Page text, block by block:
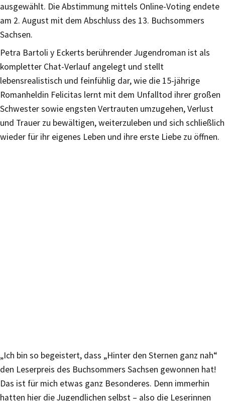
ausgewählt. Die Abstimmung mittels Online-Voting endete
am 2. August mit dem Abschluss des 13. Buchsommers
Sachsen.
Petra Bartoli y Eckerts berührender Jugendroman ist als
kompletter Chat-Verlauf angelegt und stellt
lebensrealistisch und feinfühlig dar, wie die 15-jährige
Romanheldin Felicitas lernt mit dem Unfalltod ihrer großen
Schwester sowie engsten Vertrauten umzugehen, Verlust
und Trauer zu bewältigen, weiterzuleben und sich schließlich
wieder für ihr eigenes Leben und ihre erste Liebe zu öffnen.
„Ich bin so begeistert, dass „Hinter den Sternen ganz nah“
den Leserpreis des Buchsommers Sachsen gewonnen hat!
Das ist für mich etwas ganz Besonderes. Denn immerhin
hatten hier die Jugendlichen selbst – also die Leserinnen